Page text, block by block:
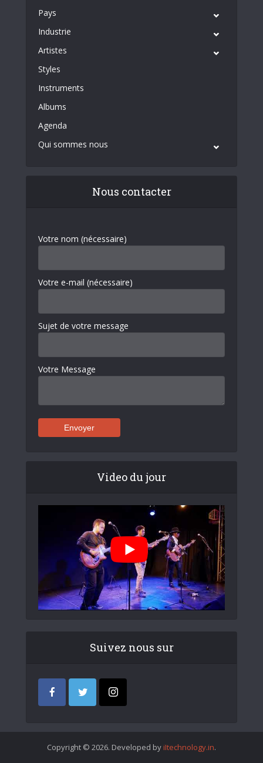
Pays
Industrie
Artistes
Styles
Instruments
Albums
Agenda
Qui sommes nous
Nous contacter
Votre nom (nécessaire)
Votre e-mail (nécessaire)
Sujet de votre message
Votre Message
Video du jour
Suivez nous sur
Copyright © 2026. Developed by iItechnology.in.